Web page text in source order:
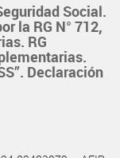
Social.
la RG N° 712,
RG
Declaración